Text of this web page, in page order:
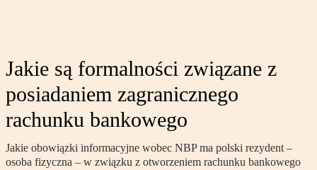
Jakie są formalności związane z
posiadaniem zagranicznego
rachunku bankowego
Jakie obowiązki informacyjne wobec NBP ma polski rezydent –
osoba fizyczna – w związku z otworzeniem rachunku bankowego